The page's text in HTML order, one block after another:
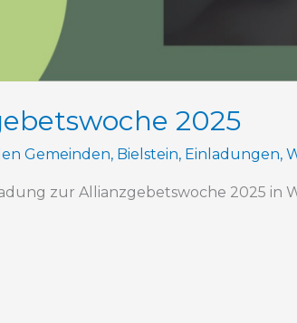
2025
Gemeinden, Bielstein, Einladungen,
zur Allianzgebetswoche 2025 in